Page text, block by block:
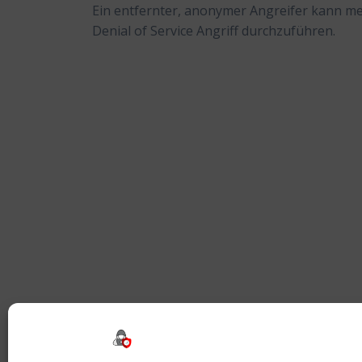
Ein entfernter, anonymer Angreifer kann
Denial of Service Angriff durchzuführen.